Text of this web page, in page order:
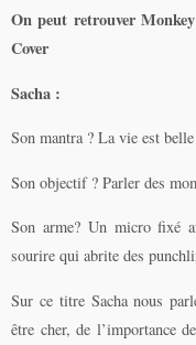
On peut retrouver
Cover
Sacha :
Son mantra ? La vie est belle
Son objectif ? Parler des
Son arme? Un micro fixé
sourire qui abrite des
Sur ce titre Sacha nous
être cher, de l’importance